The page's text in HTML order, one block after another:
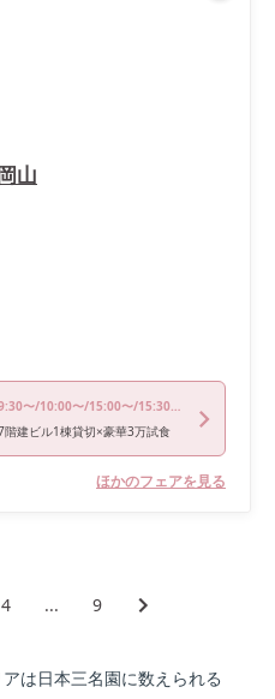
山
〜/10:00〜/15:00〜/15:30〜/16:00〜
建ビル1棟貸切×豪華3万試食
ほかのフェアを見る
4 ... 9
は日本三名園に数えられる